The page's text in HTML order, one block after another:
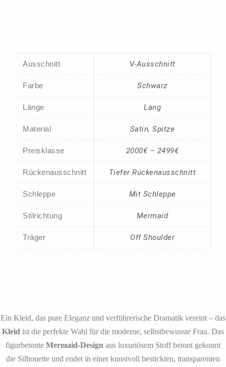
Ausschnitt V-Ausschnitt
Farbe Schwarz
Länge Lang
Material Satin,Spitze
Preisklasse 2000€ – 2499€
Rückenausschnitt Tiefer Rückenausschnitt
Schleppe Mit Schleppe
Stilrichtung Mermaid
Träger Off Shoulder
Ein Kleid, das pure Eleganz und verführerische Dramatik vereint – das
Kleid ist die perfekte Wahl für die moderne, selbstbewusste Frau. Das
figurbetonte Mermaid-Design aus luxuriösem Stoff betont gekonnt
die Silhouette und endet in einer kunstvoll bestickten, transparenten